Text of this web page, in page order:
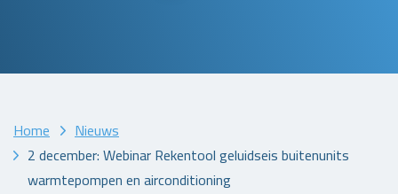
Home
Nieuws
2 december: Webinar Rekentool geluidseis buitenunits
warmtepompen en airconditioning